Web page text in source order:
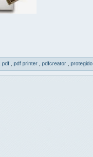
pdf pdf printer pdfcreator protegido